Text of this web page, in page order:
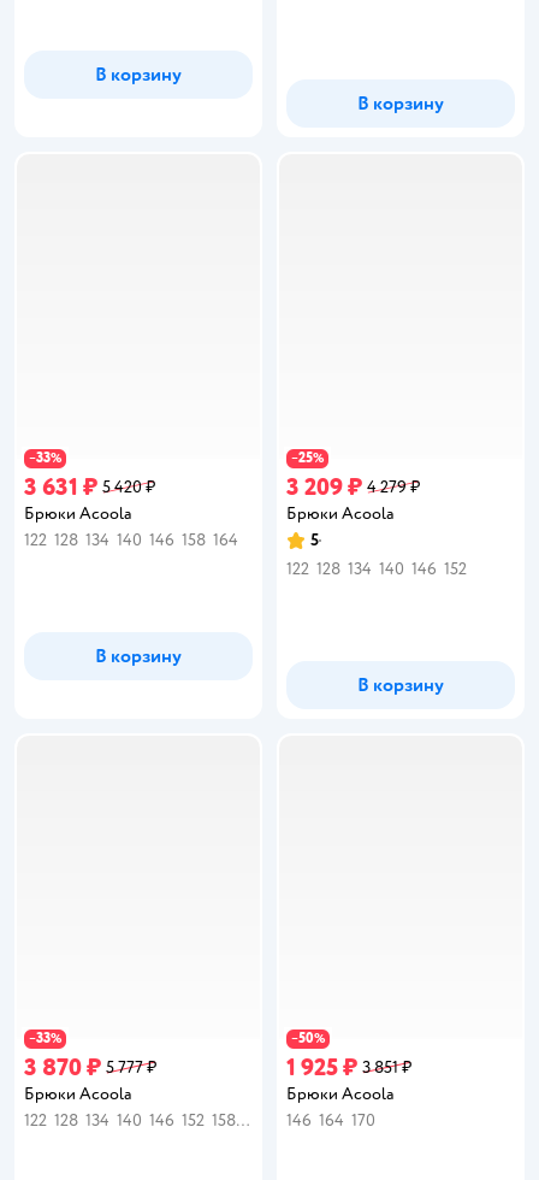
В корзину
В корзину
−33%
3 631 ₽ 5 420 ₽
Брюки Acoola
122 128 134 140 146 158 164
В корзину
−25%
3 209 ₽ 4 279 ₽
Брюки Acoola
Рейтинг:
5
122 128 134 140 146 152
В корзину
−33%
3 870 ₽ 5 777 ₽
Брюки Acoola
122 128 134 140 146 152 158 164 170
−50%
1 925 ₽ 3 851 ₽
Брюки Acoola
146 164 170